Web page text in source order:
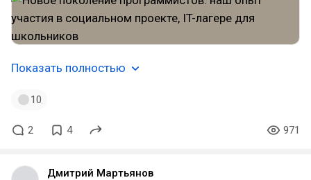
Показать полностью
10
2 4 971
Дмитрий Мартьянов